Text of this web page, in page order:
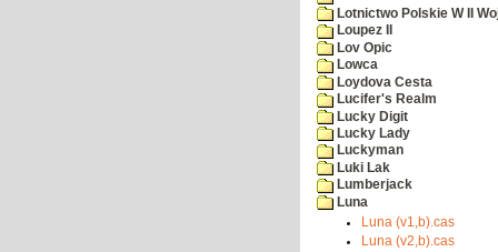
Lotnictwo Polskie W II
Loupez II
Lov Opic
Lowca
Loydova Cesta
Lucifer's Realm
Lucky Digit
Lucky Lady
Luckyman
Luki Lak
Lumberjack
Luna
Luna (v1,b).cas
Luna (v2,b).cas